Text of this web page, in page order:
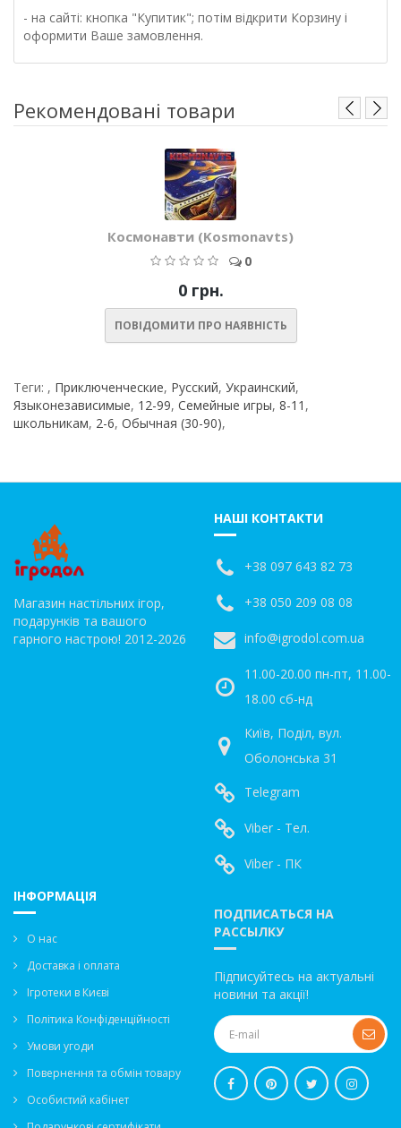
- на сайті: кнопка "Купитик"; потім відкрити Корзину і
оформити Ваше замовлення.
Рекомендовані товари
Космонавти (Kosmonavts)
0
0 грн.
ПОВІДОМИТИ ПРО НАЯВНІСТЬ
Теги: , Приключенческие, Русский, Украинский,
Языконезависимые, 12-99, Семейные игры, 8-11 ,
школьникам, 2-6, Обычная (30-90),
Магазин настільних ігор,
подарунків та вашого
гарного настрою! 2012-2026
НАШІ КОНТАКТИ
+38 097 643 82 73
+38 050 209 08 08
info@igrodol.com.ua
11.00-20.00 пн-пт, 11.00-
18.00 сб-нд
Київ, Поділ, вул.
Оболонська 31
Telegram
Viber - Тел.
Viber - ПК
ІНФОРМАЦІЯ
О нас
Доставка і оплата
Ігротеки в Києві
Політика Конфіденційності
Умови угоди
Повернення та обмін товару
Особистий кабінет
ПОДПИСАТЬСЯ НА
РАССЫЛКУ
Підписуйтесь на актуальні
новини та акції!